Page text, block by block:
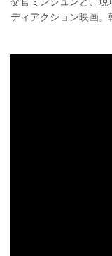
ディアクション映画。